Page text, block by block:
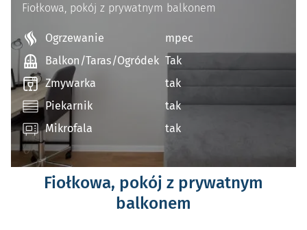
Fiołkowa, pokój z prywatnym
balkonem
Fiołkowa, pokój z prywatnym balkonem
Ogrzewanie
mpec
Balkon/Taras/Ogródek Tak
Zmywarka
tak
Piekarnik
tak
Mikrofala
tak